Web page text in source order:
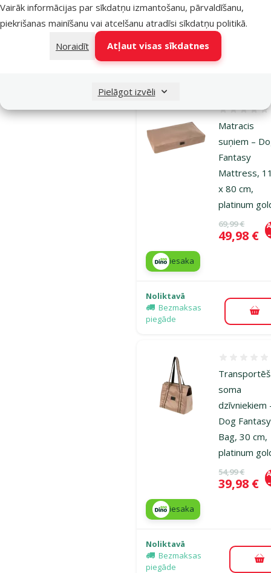
Vairāk informācijas par sīkdatņu izmantošanu, pārvaldīšanu,
piekrišanas mainīšanu vai atcelšanu atradīsi sīkdatņu politikā.
Noraidīt
Atļaut visas sīkdatnes
Pielāgot izvēli
iesaka
Noliktavā
Bezmaksas
Matracis
suņiem –
Fantasy
Mattress,
x 80 cm,
platinum
Atsauksmes
Oriģinālā
69,99 €
Cena
49,98 €
iesaka
Noliktavā
Bezmaksas
piegāde
soma
dzīvniekiem
Dog Fantasy
Bag, 30 cm,
platinum
Oriģinālā
54,99 €
Cena
39,98 €
iesaka
Noliktavā
Bezmaksas
piegāde